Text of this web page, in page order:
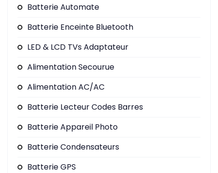
Batterie Automate
Batterie Enceinte Bluetooth
LED & LCD TVs Adaptateur
Alimentation Secourue
Alimentation AC/AC
Batterie Lecteur Codes Barres
Batterie Appareil Photo
Batterie Condensateurs
Batterie GPS